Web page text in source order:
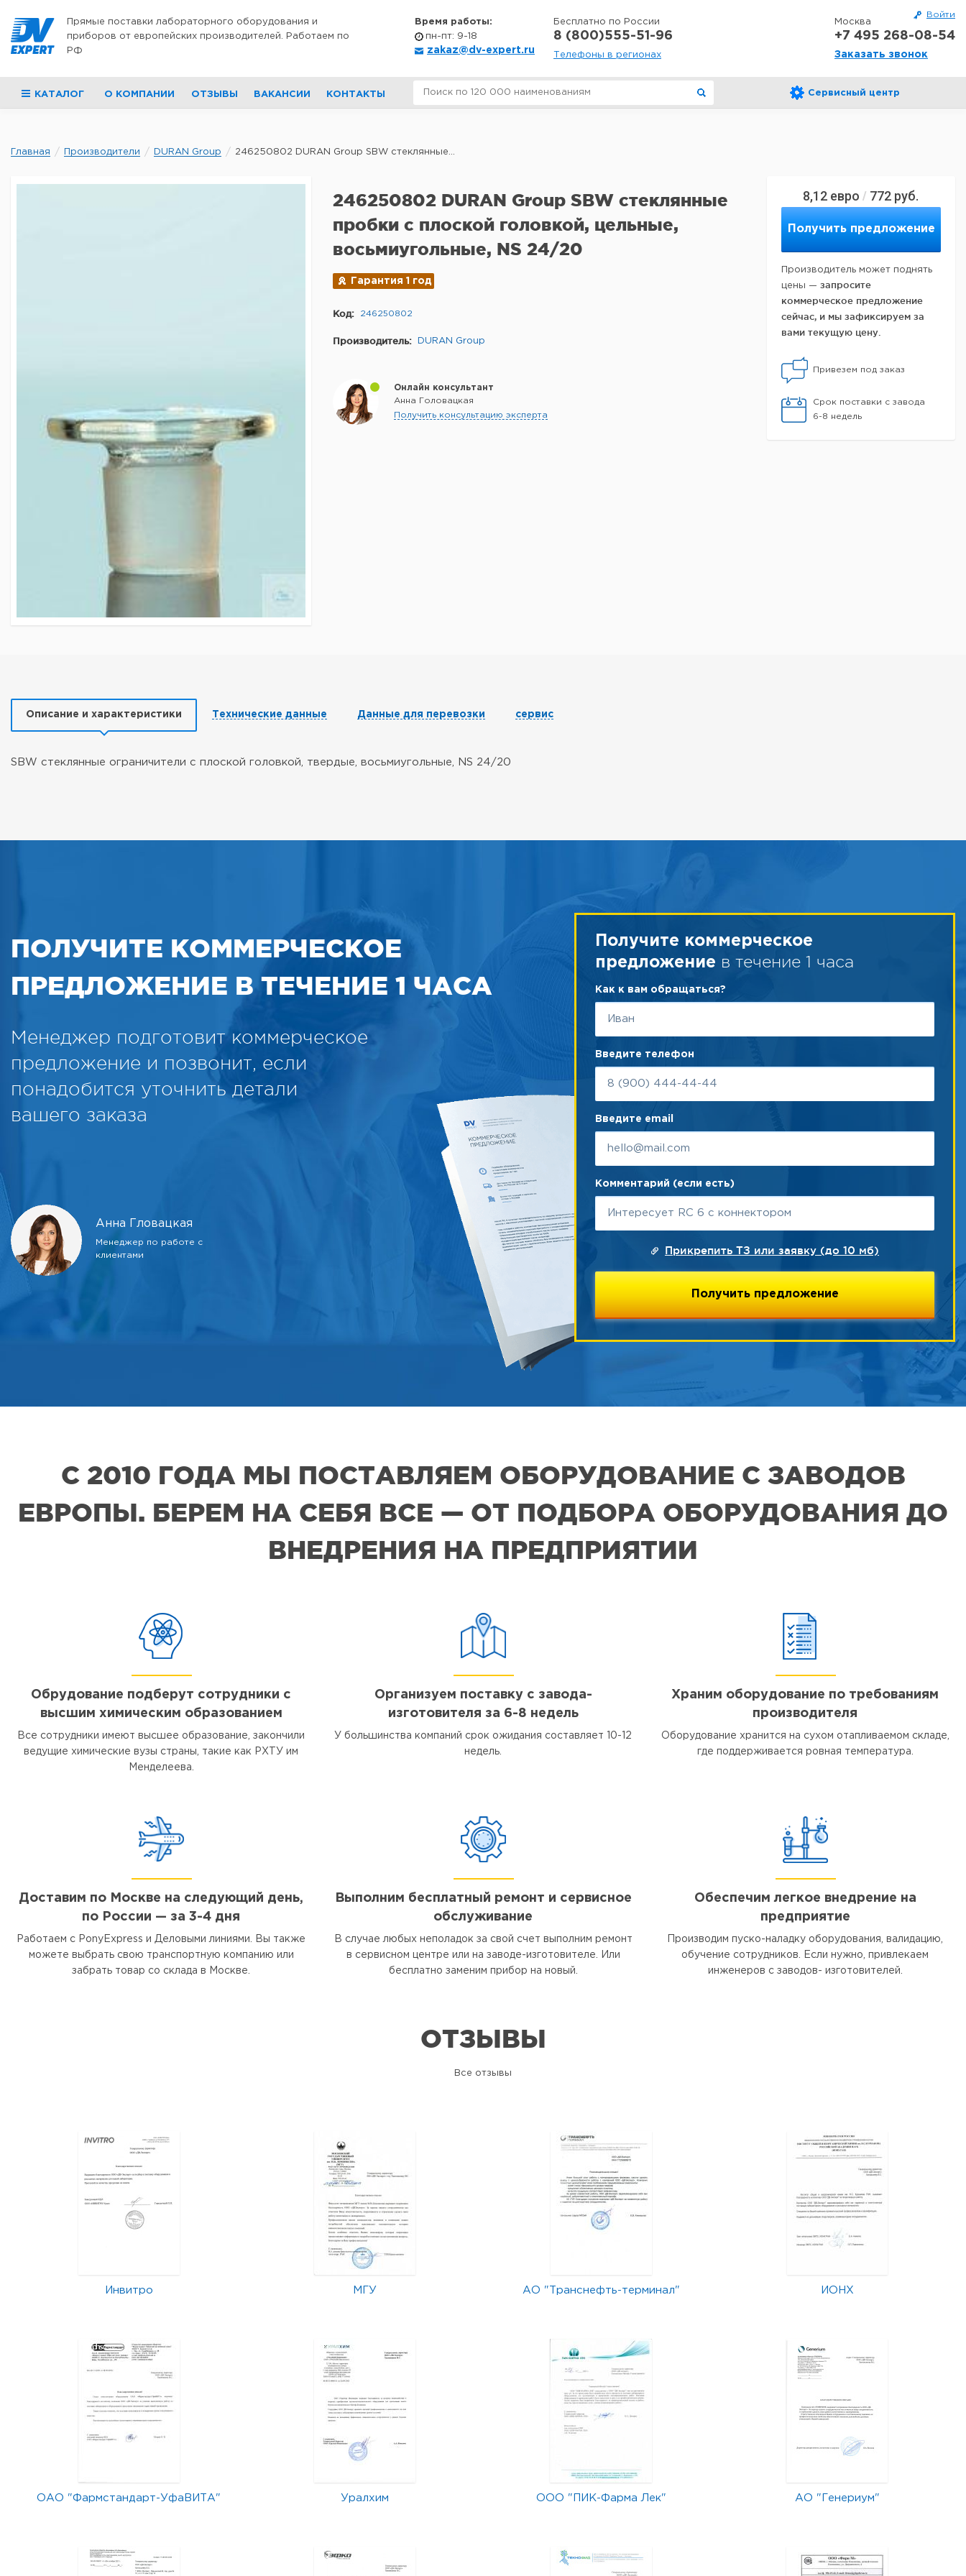
Войти
Прямые поставки лабораторного оборудования и
приборов от европейских производителей. Работаем по
РФ
Время работы:
пн-пт: 9-18
zakaz@dv-expert.ru
Бесплатно по России
8 (800)555-51-96
Телефоны в регионах
Москва
+7 495 268-08-54
Заказать звонок
КАТАЛОГ О КОМПАНИИ ОТЗЫВЫ ВАКАНСИИ КОНТАКТЫ Сервисный центр
Главная Производители DURAN Group 246250802 DURAN Group SBW стеклянные...
8,12 евро / 772 руб.
Получить предложение
Производитель может поднять
цены — запросите
коммерческое предложение
сейчас, и мы зафиксируем за
вами текущую цену.
Привезем под заказ
Срок поставки с завода
6-8 недель
246250802 DURAN Group SBW стеклянные
пробки с плоской головкой, цельные,
восьмиугольные, NS 24/20
Гарантия 1 год
Код: 246250802
Производитель: DURAN Group
Онлайн консультант
Анна Головацкая
Получить консультацию эксперта
Описание и характеристики Технические данные Данные для перевозки сервис
SBW стеклянные ограничители с плоской головкой, твердые, восьмиугольные, NS 24/20
ПОЛУЧИТЕ КОММЕРЧЕСКОЕ
ПРЕДЛОЖЕНИЕ В ТЕЧЕНИЕ 1 ЧАСА
Менеджер подготовит коммерческое
предложение и позвонит, если
понадобится уточнить детали
вашего заказа
Анна Гловацкая
Менеджер по работе с
клиентами
Получите коммерческое
предложение в течение 1 часа
Как к вам обращаться?
Введите телефон
Введите email
Комментарий (если есть)
Прикрепить ТЗ или заявку (до 10 мб)
С 2010 ГОДА МЫ ПОСТАВЛЯЕМ ОБОРУДОВАНИЕ С ЗАВОДОВ
ЕВРОПЫ. БЕРЕМ НА СЕБЯ ВСЕ — ОТ ПОДБОРА ОБОРУДОВАНИЯ ДО
ВНЕДРЕНИЯ НА ПРЕДПРИЯТИИ
Обрудование подберут сотрудники с
высшим химическим образованием
Все сотрудники имеют высшее образование, закончили
ведущие химические вузы страны, такие как РХТУ им
Менделеева.
Организуем поставку с завода-
изготовителя за 6-8 недель
У большинства компаний срок ожидания составляет 10-12
недель.
Храним оборудование по требованиям
производителя
Оборудование хранится на сухом отапливаемом складе,
где поддерживается ровная температура.
Доставим по Москве на следующий день,
по России — за 3-4 дня
Работаем с PonyExpress и Деловыми линиями. Вы также
можете выбрать свою транспортную компанию или
забрать товар со склада в Москве.
Выполним бесплатный ремонт и сервисное
обслуживание
В случае любых неполадок за свой счет выполним ремонт
в сервисном центре или на заводе-изготовителе. Или
бесплатно заменим прибор на новый.
Обеспечим легкое внедрение на
предприятие
Производим пуско-наладку оборудования, валидацию,
обучение сотрудников. Если нужно, привлекаем
инженеров с заводов- изготовителей.
ОТЗЫВЫ
Все отзывы
Инвитро МГУ АО "Транснефть-терминал" ИОНХ
ОАО "Фармстандарт-УфаВИТА" Уралхим ООО "ПИК-Фарма Лек" АО "Генериум"